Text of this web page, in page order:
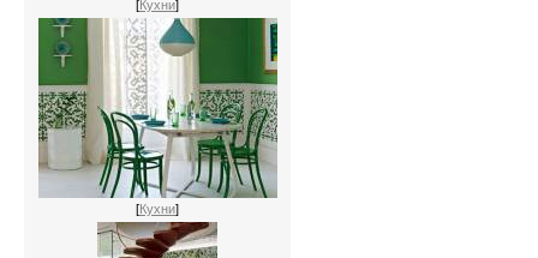
[Кухни]
[Кухни]